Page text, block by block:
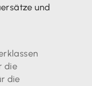
und
die
die